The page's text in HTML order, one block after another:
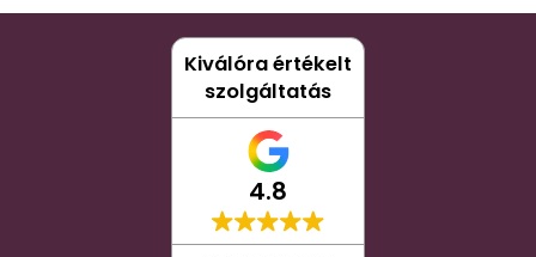
Kiválóra értékelt
szolgáltatás
4.8